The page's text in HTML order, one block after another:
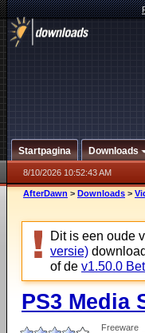
Startpagina Downloads
8/10/2026 10:52:43 AM
AfterDawn > Downloads >
Dit is een oude
versie)
of de v1.50.0
PS3 Media
Freeware